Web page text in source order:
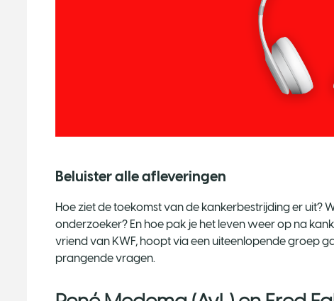
Beluister alle afleveringen
Hoe ziet de toekomst van de kankerbestrijding er uit?
onderzoeker? En hoe pak je het leven weer op na
vriend van KWF, hoopt via een uiteenlopende groep
prangende vragen.